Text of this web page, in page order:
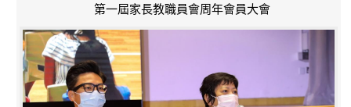
第一屆家長教職員會周年會員大會